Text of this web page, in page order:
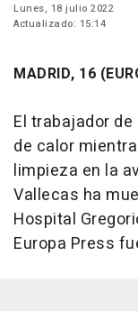
Lunes, 18 julio 2022
Actualizado: 15:14
MADRID, 16
El trabajador
de calor
limpieza en la
Vallecas ha
Hospital
Europa Press